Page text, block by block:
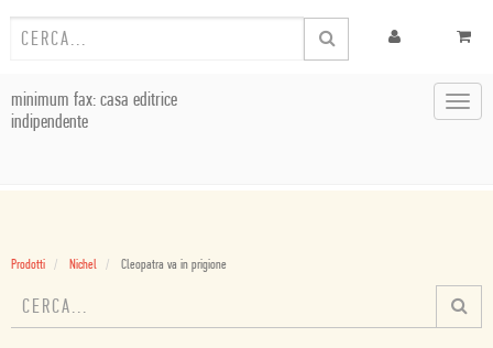
minimum fax: casa editrice
indipendente
Prodotti Nichel Cleopatra va in prigione